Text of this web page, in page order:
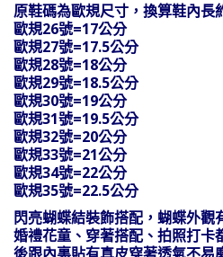
原鞋碼為歐規尺寸，換算鞋內長
歐規26號=17公分
歐規27號=17.5公分
歐規28號=18公分
歐規29號=18.5公分
歐規30號=19公分
歐規31號=19.5公分
歐規32號=20公分
歐規33號=21公分
歐規34號=22公分
歐規35號=22.5公分
閃亮蝴蝶結裝飾搭配，蝴蝶外觀
婚禮花童、穿著搭配、拍照打卡